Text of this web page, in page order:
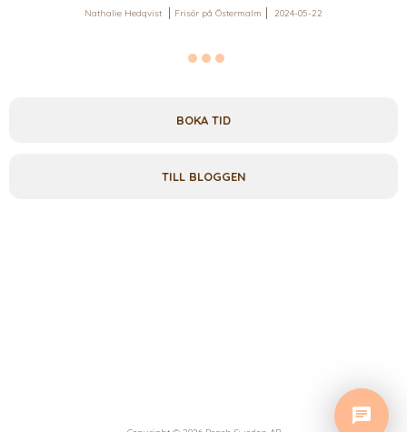
Nathalie Hedqvist Frisör på Östermalm 2024-05-22
BOKA TID
TILL BLOGGEN